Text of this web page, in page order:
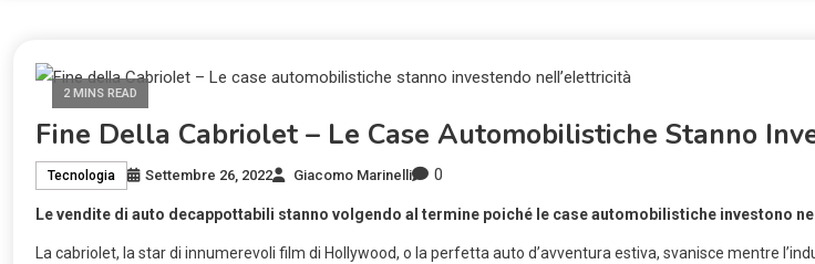
2 MINS READ
Fine Della Cabriolet – Le Case Automobilistiche Stanno
Tecnologia Settembre 26, 2022 Giacomo Marinelli 0
Le vendite di auto decappottabili stanno volgendo al termine poiché le case automobilistiche investono
La cabriolet, la star di innumerevoli film di Hollywood, o la perfetta auto d’avventura estiva, svanisce mentre